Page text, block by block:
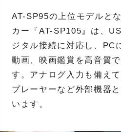
AT-SP95の上位モデルと
カー『AT-SP105』は、
ジタル接続に対応し、PC
動画、映画鑑賞を高音質
す。アナログ入力も備え
プレーヤーなど外部機器
います。